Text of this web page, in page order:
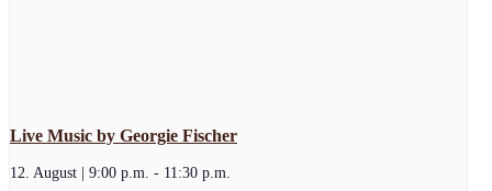
Live Music by Georgie Fischer
12. August | 9:00 p.m. - 11:30 p.m.